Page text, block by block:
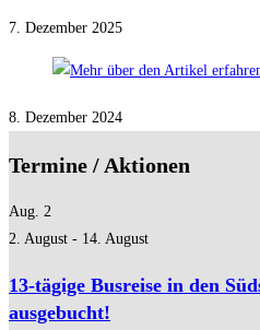
7. Dezember 2025
8. Dezember 2024
Termine / Aktionen
Aug. 2
2. August - 14. August
13-tägige Busreise in den
ausgebucht!